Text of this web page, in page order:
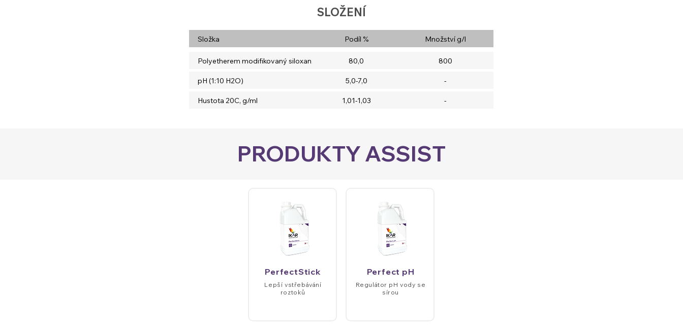
SLOŽENÍ
Složka Podíl % Množství g/l
Polyetherem modifikovaný siloxan 80,0 800
pH (1:10 H2O) 5,0-7,0 -
Hustota 20C, g/ml 1,01-1,03 -
PRODUKTY ASSIST
PerfectStick
Lepší vstřebávání
roztoků
Perfect pH
Regulátor pH vody se
sírou